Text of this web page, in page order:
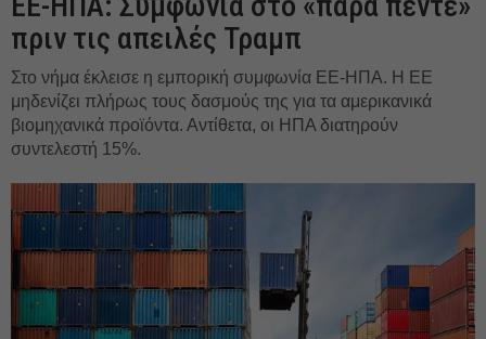
πριν τις απειλές Τραμπ
Στο νήμα έκλεισε η εμπορική συμφωνία ΕΕ-ΗΠΑ. Η ΕΕ
μηδενίζει πλήρως τους δασμούς της για τα αμερικανικά
βιομηχανικά προϊόντα. Αντίθετα, οι ΗΠΑ διατηρούν
συντελεστή 15%.